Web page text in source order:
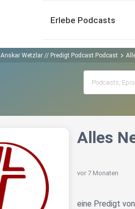
Erlebe Podcasts
Anskar Wetzlar // Predigt Podcast Podcast
Alles
vor 7 Monaten
eine Predigt